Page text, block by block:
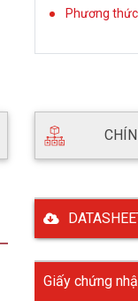
Phương
Giấy chứng